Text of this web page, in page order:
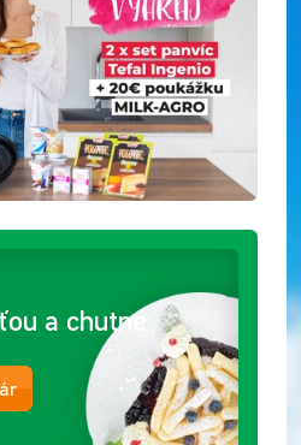
a chutne